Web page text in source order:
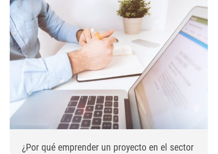
¿Por qué emprender un proyecto en el sector